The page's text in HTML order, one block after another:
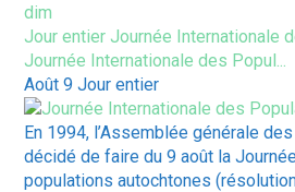
dim
Jour entierJournée Internationale
Journée Internationale des Popul...
Août 9Jour entier
En 1994, l’Assemblée générale
décidé de faire du 9 août la
populations autochtones